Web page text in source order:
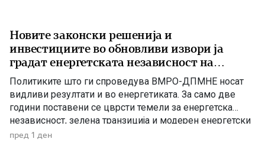
Новите законски решенија и
инвестициите во обновливи извори ја
градат енергетската независност на
Македонија
Политиките што ги спроведува ВМРО-ДПМНЕ носат
видливи резултати и во енергетиката. За само две
години поставени се цврсти темели за енергетска
независност, зелена транзиција и модерен енергетски
систем кој ќе обезбеди сигурност, нови инвестиции и
пред 1 ден